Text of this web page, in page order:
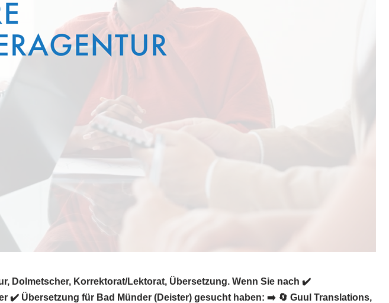
Dolmetscher, Korrektorat/Lektorat, Übersetzung. Wenn Sie nach ✔️
✔️ Übersetzung für Bad Münder (Deister) gesucht haben: ➡️ 🔄 Guul Translations,